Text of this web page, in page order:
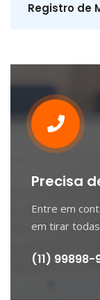
Registro de
Precisa
Entre em
em tirar
(11) 99898-